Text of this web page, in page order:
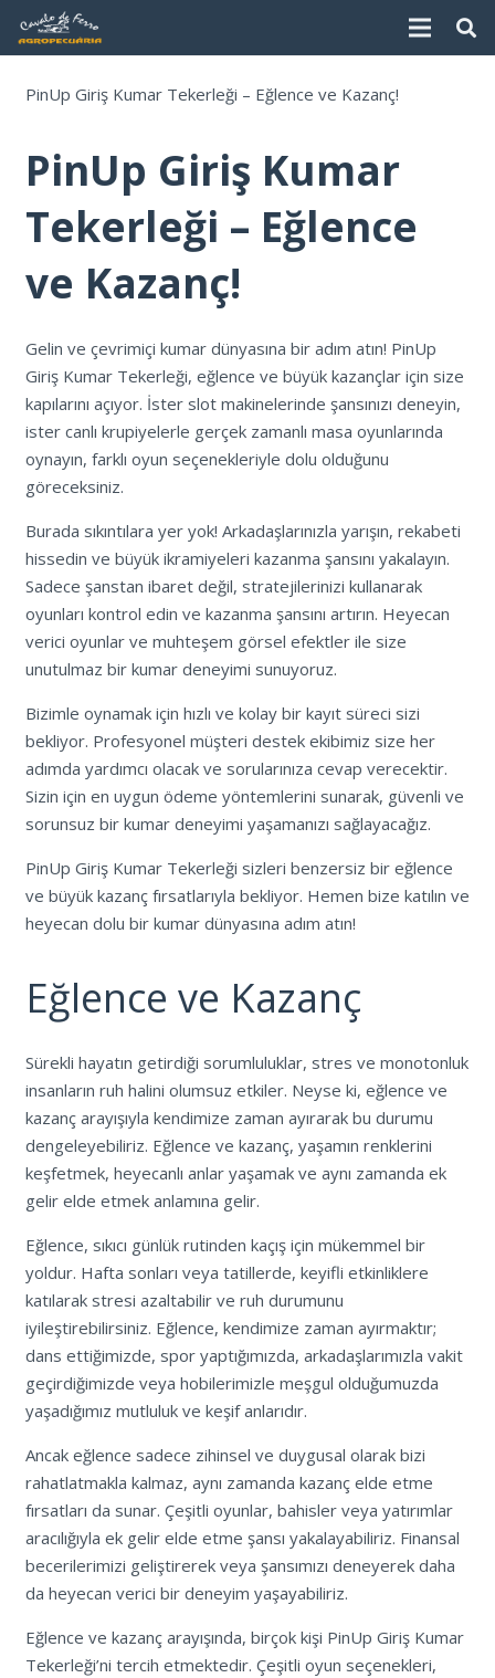
PinUp Giriş Kumar Tekerleği – Eğlence ve Kazanç!
PinUp Giriş Kumar
Tekerleği – Eğlence
ve Kazanç!
Gelin ve çevrimiçi kumar dünyasına bir adım atın! PinUp
Giriş Kumar Tekerleği, eğlence ve büyük kazançlar için size
kapılarını açıyor. İster slot makinelerinde şansınızı deneyin,
ister canlı krupiyelerle gerçek zamanlı masa oyunlarında
oynayın, farklı oyun seçenekleriyle dolu olduğunu
göreceksiniz.
Burada sıkıntılara yer yok! Arkadaşlarınızla yarışın, rekabeti
hissedin ve büyük ikramiyeleri kazanma şansını yakalayın.
Sadece şanstan ibaret değil, stratejilerinizi kullanarak
oyunları kontrol edin ve kazanma şansını artırın. Heyecan
verici oyunlar ve muhteşem görsel efektler ile size
unutulmaz bir kumar deneyimi sunuyoruz.
Bizimle oynamak için hızlı ve kolay bir kayıt süreci sizi
bekliyor. Profesyonel müşteri destek ekibimiz size her
adımda yardımcı olacak ve sorularınıza cevap verecektir.
Sizin için en uygun ödeme yöntemlerini sunarak, güvenli ve
sorunsuz bir kumar deneyimi yaşamanızı sağlayacağız.
PinUp Giriş Kumar Tekerleği sizleri benzersiz bir eğlence
ve büyük kazanç fırsatlarıyla bekliyor. Hemen bize katılın ve
heyecan dolu bir kumar dünyasına adım atın!
Eğlence ve Kazanç
Sürekli hayatın getirdiği sorumluluklar, stres ve monotonluk
insanların ruh halini olumsuz etkiler. Neyse ki, eğlence ve
kazanç arayışıyla kendimize zaman ayırarak bu durumu
dengeleyebiliriz. Eğlence ve kazanç, yaşamın renklerini
keşfetmek, heyecanlı anlar yaşamak ve aynı zamanda ek
gelir elde etmek anlamına gelir.
Eğlence, sıkıcı günlük rutinden kaçış için mükemmel bir
yoldur. Hafta sonları veya tatillerde, keyifli etkinliklere
katılarak stresi azaltabilir ve ruh durumunu
iyileştirebilirsiniz. Eğlence, kendimize zaman ayırmaktır;
dans ettiğimizde, spor yaptığımızda, arkadaşlarımızla vakit
geçirdiğimizde veya hobilerimizle meşgul olduğumuzda
yaşadığımız mutluluk ve keşif anlarıdır.
Ancak eğlence sadece zihinsel ve duygusal olarak bizi
rahatlatmakla kalmaz, aynı zamanda kazanç elde etme
fırsatları da sunar. Çeşitli oyunlar, bahisler veya yatırımlar
aracılığıyla ek gelir elde etme şansı yakalayabiliriz. Finansal
becerilerimizi geliştirerek veya şansımızı deneyerek daha
da heyecan verici bir deneyim yaşayabiliriz.
Eğlence ve kazanç arayışında, birçok kişi PinUp Giriş Kumar
Tekerleği’ni tercih etmektedir. Çeşitli oyun seçenekleri,